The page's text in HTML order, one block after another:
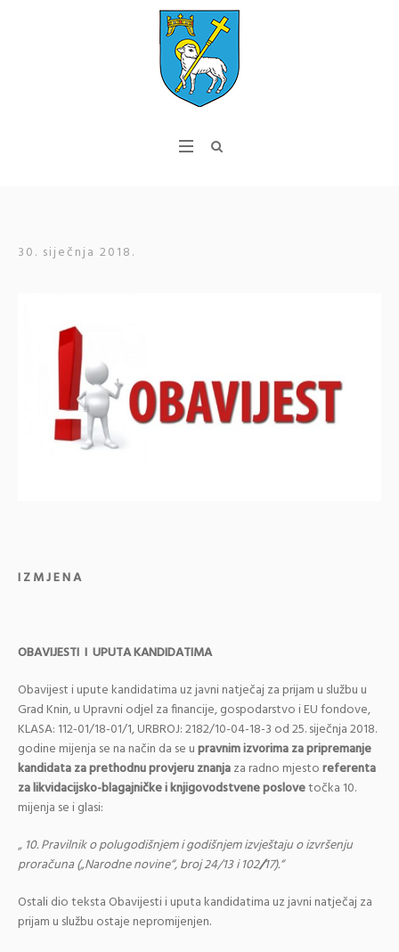
30. siječnja 2018.
I Z M J E N A
OBAVIJESTI I UPUTA KANDIDATIMA
Obavijest i upute kandidatima uz javni natječaj za prijam u službu u
Grad Knin, u Upravni odjel za financije, gospodarstvo i EU fondove,
KLASA: 112-01/18-01/1, URBROJ: 2182/10-04-18-3 od 25. siječnja 2018.
godine mijenja se na način da se upravnim izvorima za pripremanje
kandidata za prethodnu provjeru znanjaza radno mjestoreferenta
za likvidacijsko-blagajničke i knjigovodstvene poslovetočka 10.
mijenja se i glasi:
„ 10. Pravilnik o polugodišnjem i godišnjem izvještaju o izvršenju
proračuna („Narodnenovine“, broj 24/13 i 102/17).“
Ostali dio teksta Obavijesti i uputa kandidatima uz javni natječaj za
prijam u službu ostaje nepromijenjen.